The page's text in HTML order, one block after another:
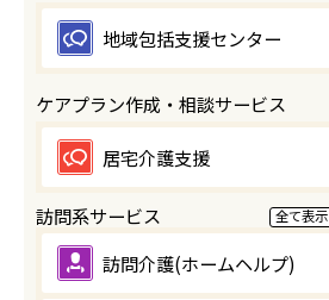
地域包括支援センター
ケアプラン作成・相談サービス
居宅介護支援
訪問系サービス 全て表示
訪問介護(ホームヘルプ)